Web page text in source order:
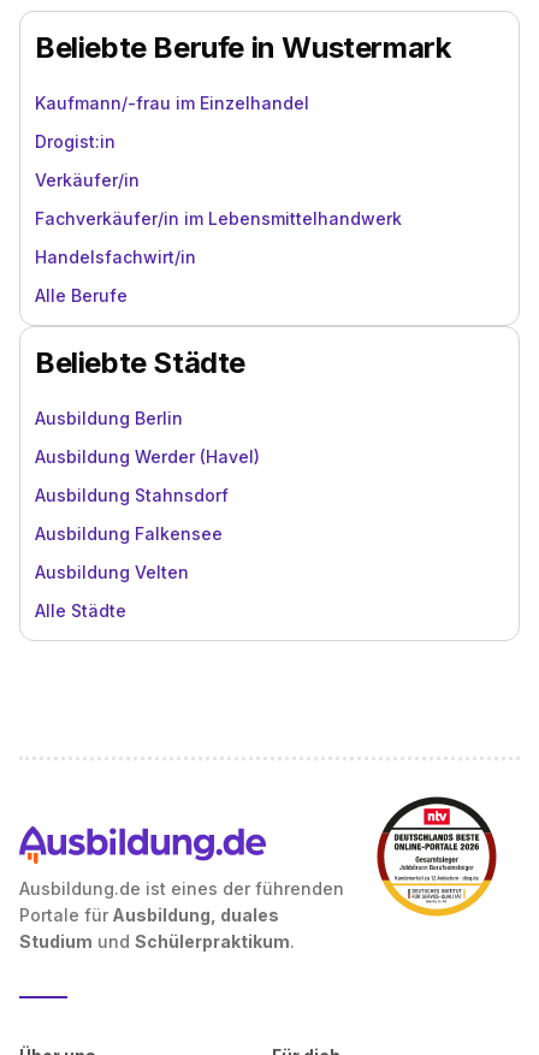
Beliebte Berufe in Wustermark
Kaufmann/-frau im Einzelhandel
Drogist:in
Verkäufer/in
Fachverkäufer/in im Lebensmittelhandwerk
Handelsfachwirt/in
Alle Berufe
Beliebte Städte
Ausbildung Berlin
Ausbildung Werder (Havel)
Ausbildung Stahnsdorf
Ausbildung Falkensee
Ausbildung Velten
Alle Städte
Ausbildung.de ist eines der führenden
Portale für Ausbildung, duales
Studium und Schülerpraktikum.